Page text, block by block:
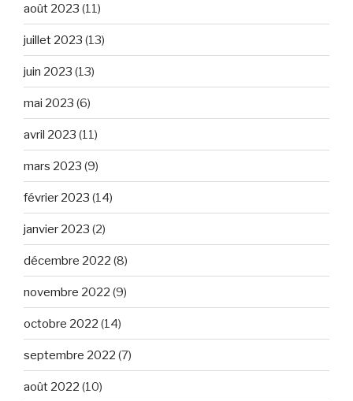
août 2023 (11)
juillet 2023 (13)
juin 2023 (13)
mai 2023 (6)
avril 2023 (11)
mars 2023 (9)
février 2023 (14)
janvier 2023 (2)
décembre 2022 (8)
novembre 2022 (9)
octobre 2022 (14)
septembre 2022 (7)
août 2022 (10)